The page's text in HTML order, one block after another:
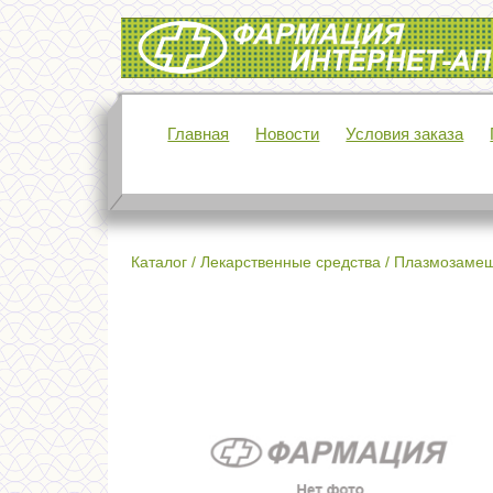
Интернет-аптека Фармация
Главная Новости Условия заказа
Каталог / Лекарственные средства /